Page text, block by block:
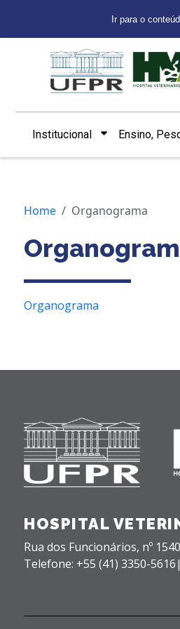
Ir para o
Institucional Ensino,
Home Organograma
Organograma
HOSPITAL
Rua dos Funcionários, nº
Telefone: +55 (41) 3350-